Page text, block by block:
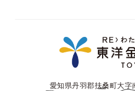
愛知県丹羽郡扶桑町大